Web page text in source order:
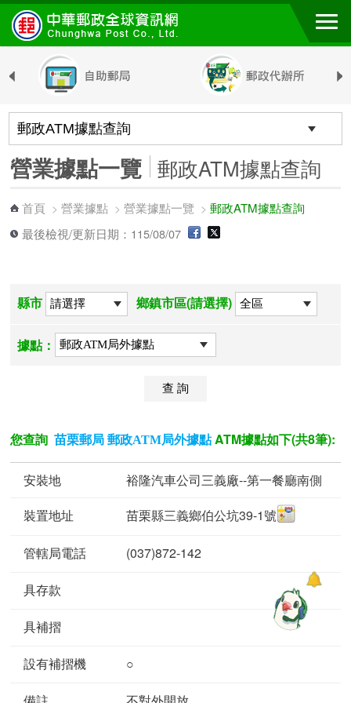
跳到主要內容區塊
營業據點一覽 郵政ATM據點查詢
首頁 >營業據點 >營業據點一覽 >郵政ATM據點查詢
最後檢視/更新日期：115/08/07
縣市 鄉鎮市區(請選擇)
據點：
您查詢 苗栗郵局 郵政ATM局外據點 ATM據點如下(共8筆):
裕隆汽車公司三義廠--第一餐廳南側
苗栗縣三義鄉伯公坑39-1號
(037)872-142
○